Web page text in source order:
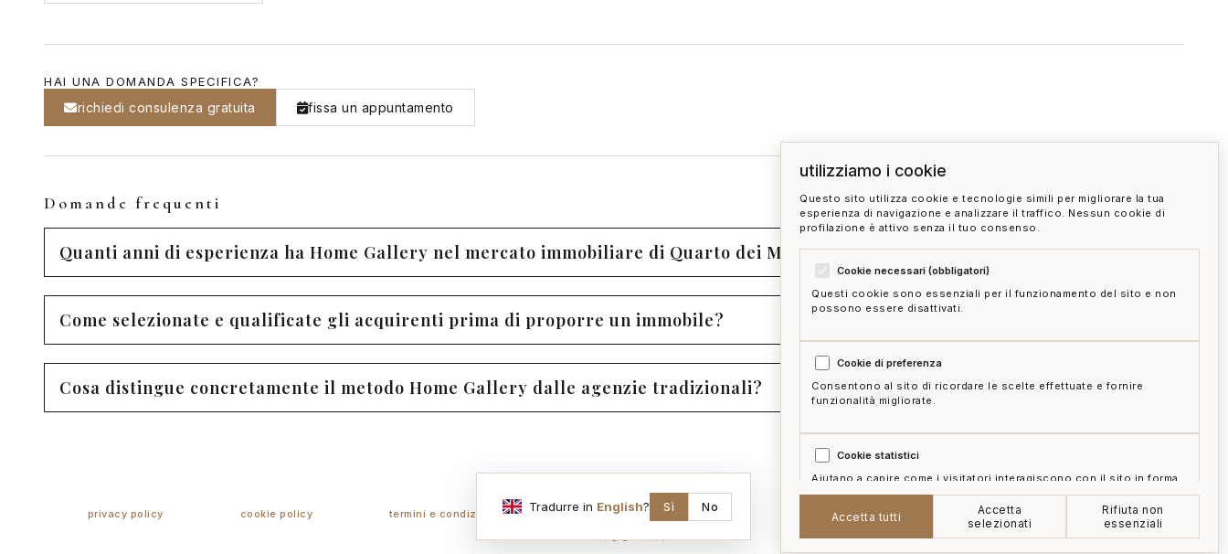
HAI UNA DOMANDA SPECIFICA?
richiedi consulenza gratuita fissa un appuntamento
Domande frequenti
Quanti anni di esperienza ha Home Gallery nel mercato immobiliare di Quarto dei Mille?
Come selezionate e qualificate gli acquirenti prima di proporre un immobile?
Cosa distingue concretamente il metodo Home Gallery dalle agenzie tradizionali?
McFrancis
privacy policy cookie policy termini e condizioni ai act accedi mappa del sito gestisci cookie
utilizziamo i cookie
Questo sito utilizza cookie e tecnologie simili per migliorare la tua
esperienza di navigazione e analizzare il traffico. Nessun cookie di
profilazione è attivo senza il tuo consenso.
Cookie necessari (obbligatori)
Questi cookie sono essenziali per il funzionamento del sito e non
possono essere disattivati.
Cookie di preferenza
Consentono al sito di ricordare le scelte effettuate e fornire
funzionalità migliorate.
Cookie statistici
Aiutano a capire come i visitatori interagiscono con il sito in forma
aggregata e anonima.
Accetta tutti
Accetta
selezionati
Rifiuta non
essenziali
Tradurre in English? Sì No